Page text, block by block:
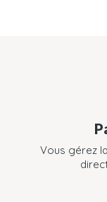
Vous gérez